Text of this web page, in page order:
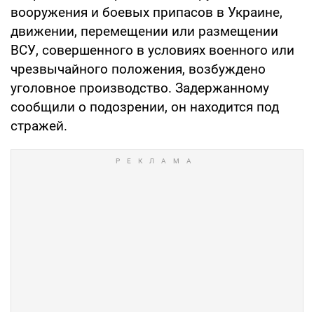
вооружения и боевых припасов в Украине,
движении, перемещении или размещении
ВСУ, совершенного в условиях военного или
чрезвычайного положения, возбуждено
уголовное производство. Задержанному
сообщили о подозрении, он находится под
стражей.